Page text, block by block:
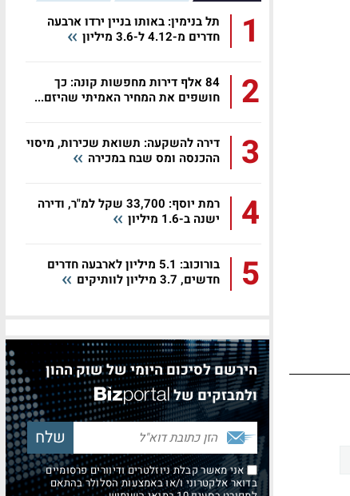
1
תל בנימין: באותו בניין ירדו ארבעה
חדרים מ-4.12 ל-3.6 מיליון
2
84 אלף דירות מחפשות קונה: כך
חושפים את המחיר האמיתי שהיזם...
3
דירה להשקעה: תשואת שכירות, מיסוי
ההכנסה ומס שבח במכירה
4
רמת יוסף: 33,700 שקל למ"ר, ודירה
ישנה ב-1.6 מיליון
5
בורוכוב: 5.1 מיליון לארבעה חדרים
חדשים, 3.7 מיליון לוותיקים
הירשם לסיכום היומי של שוק ההון
ולמבזקים של
אני מאשר קבלת ניוזלטרים ודיוורים פרסומיים
בדואר אלקטרוני ו/או באמצעות הסלולר בהתאם